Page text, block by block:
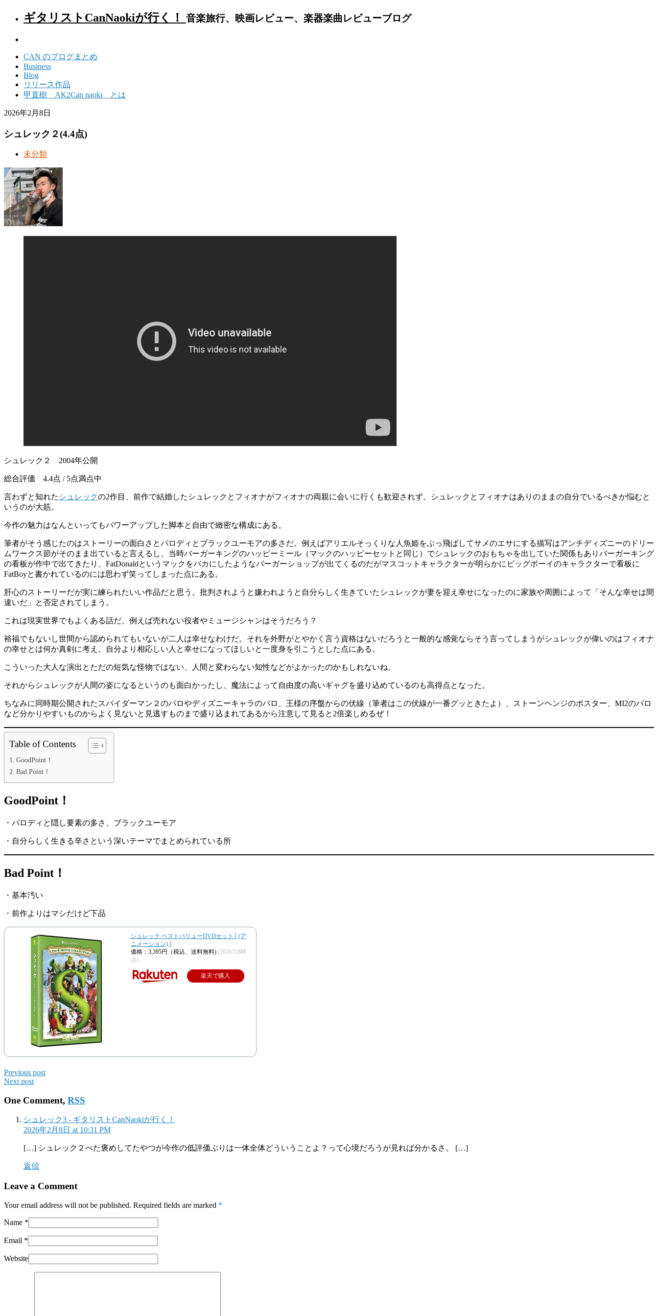
ギタリストCanNaokiが行く！ 音楽旅行、映画レビュー、楽器楽曲レビューブログ
CAN のブログまとめ
Business
Blog
リリース作品
甲直樹 AK2Can naoki とは
2026年2月8日
シュレック２(4.4点)
未分類
シュレック２ 2004年公開
総合評価 4.4点 / 5点満点中
言わずと知れた シュレックの2作目、前作で結婚したシュレックとフィオナがフィオナの両親に会いに行くも歓迎されず、シュレックとフィオナはありのままの自分でいるべきか悩むと
いうのが大筋。
今作の魅力はなんといってもパワーアップした脚本と自由で緻密な構成にある。
筆者がそう感じたのはストーリーの面白さとパロディとブラックユーモアの多さだ。例えばアリエルそっくりな人魚姫をぶっ飛ばしてサメのエサにする描写はアンチディズニーのドリー
ムワークス節がそのまま出ていると言えるし、当時バーガーキングのハッピーミール（マックのハッピーセットと同じ）でシュレックのおもちゃを出していた関係もありバーガーキング
の看板が作中で出てきたり、FatDonaldというマックをバカにしたようなバーガーショップが出てくるのだがマスコットキャラクターが明らかにビッグボーイのキャラクターで看板に
FatBoyと書かれているのには思わず笑ってしまった点にある。
肝心のストーリーだが実に練られたいい作品だと思う。批判されようと嫌われようと自分らしく生きていたシュレックが妻を迎え幸せになったのに家族や周囲によって「そんな幸せは間
違いだ」と否定されてしまう。
これは現実世界でもよくある話だ、例えば売れない役者やミュージシャンはそうだろう？
裕福でもないし世間から認められてもいないが二人は幸せなわけだ。それを外野がとやかく言う資格はないだろうと一般的な感覚ならそう言ってしまうがシュレックが偉いのはフィオナ
の幸せとは何か真剣に考え、自分より相応しい人と幸せになってほしいと一度身を引こうとした点にある。
こういった大人な演出とただの短気な怪物ではない、人間と変わらない知性などがよかったのかもしれないね。
それからシュレックが人間の姿になるというのも面白かったし、魔法によって自由度の高いギャグを盛り込めているのも高得点となった。
ちなみに同時期公開されたスパイダーマン２のパロやディズニーキャラのパロ、王様の序盤からの伏線（筆者はこの伏線が一番グッときたよ）、ストーンヘンジのポスター、MI2のパロ
など分かりやすいものからよく見ないと見逃すものまで盛り込まれてあるから注意して見ると2倍楽しめるぜ！
Table of Contents
GoodPoint！
Bad Point！
GoodPoint！
・パロディと隠し要素の多さ、ブラックユーモア
・自分らしく生きる辛さという深いテーマでまとめられている所
Bad Point！
・基本汚い
・前作よりはマシだけど下品
シュレック ベストバリューDVDセット [ (ア
ニメーション) ]
価格：3,395円（税込、送料無料) (2026/2/8時
点)
楽天で購入
Previous post
Next post
One Comment, RSS
シュレック3 - ギタリストCanNaokiが行く！
2026年2月8日 at 10:31 PM
[…] シュレック２べた褒めしてたやつが今作の低評価ぶりは一体全体どういうことよ？って心境だろうが見れば分かるさ。 […]
返信
Leave a Comment
Your email address will not be published. Required fields are marked *
Name *
Email *
Website